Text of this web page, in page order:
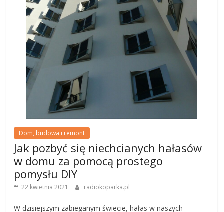
Dom, budowa i remont
Jak pozbyć się niechcianych hałasów
w domu za pomocą prostego
pomysłu DIY
22 kwietnia 2021 radiokoparka.pl
W dzisiejszym zabieganym świecie, hałas w naszych